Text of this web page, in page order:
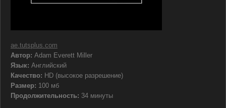
ae.tutsplus.com
Автор: Adam Everett Miller
Язык: Английский
Качество: HD (высокое разрешение)
Размер: 100 мб
Продолжительность: 34 минуты